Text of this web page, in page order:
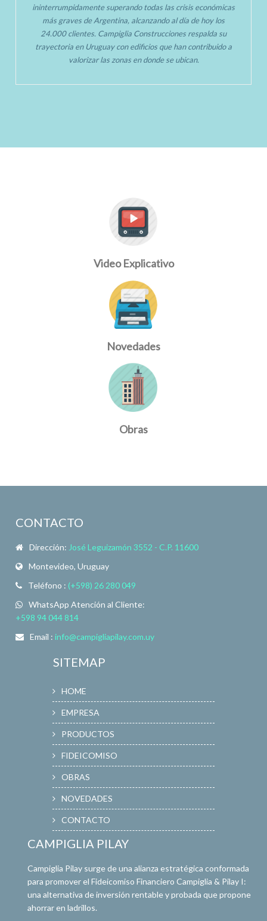
ininterrumpidamente superando todas las crisis económicas
más graves de Argentina, alcanzando al día de hoy los
24.000 clientes. Campiglia Construcciones respalda su
trayectoria en Uruguay con edificios que han contribuido a
valorizar las zonas en donde se ubican.
Video Explicativo
Novedades
Obras
CONTACTO
Dirección: José Leguizamón 3552 - C.P. 11600
Montevideo, Uruguay
Teléfono : (+598) 26 280 049
WhatsApp Atención al Cliente:
+598 94 044 814
Email :info@campigliapilay.com.uy
SITEMAP
HOME
EMPRESA
PRODUCTOS
FIDEICOMISO
OBRAS
NOVEDADES
CONTACTO
CAMPIGLIA PILAY
Campiglia Pilay surge de una alianza estratégica conformada
para promover el Fideicomiso Financiero Campiglia & Pilay I:
una alternativa de inversión rentable y probada que propone
ahorrar en ladrillos.